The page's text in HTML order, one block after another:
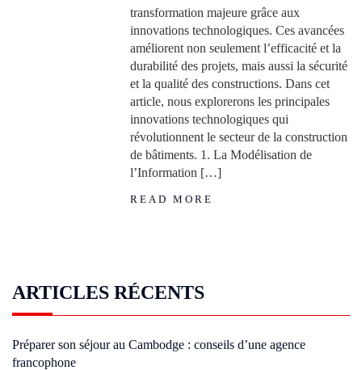
transformation majeure grâce aux
innovations technologiques. Ces avancées
améliorent non seulement l’efficacité et la
durabilité des projets, mais aussi la sécurité
et la qualité des constructions. Dans cet
article, nous explorerons les principales
innovations technologiques qui
révolutionnent le secteur de la construction
de bâtiments. 1. La Modélisation de
l’Information […]
READ MORE
ARTICLES RÉCENTS
Préparer son séjour au Cambodge : conseils d’une agence
francophone